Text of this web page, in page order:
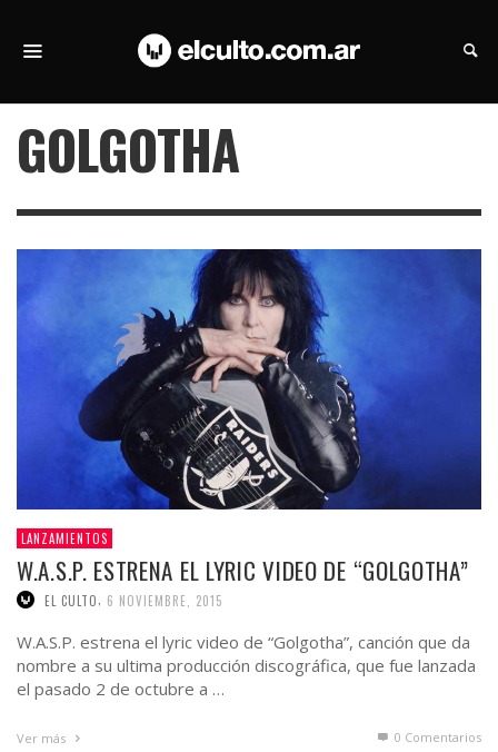
GOLGOTHA
LANZAMIENTOS
W.A.S.P. ESTRENA EL LYRIC VIDEO DE “GOLGOTHA”
EL CULTO 6 NOVIEMBRE, 2015
W.A.S.P. estrena el lyric video de “Golgotha”, canción que da
nombre a su ultima producción discográfica, que fue lanzada
el pasado 2 de octubre a …
Ver más 0 Comentarios